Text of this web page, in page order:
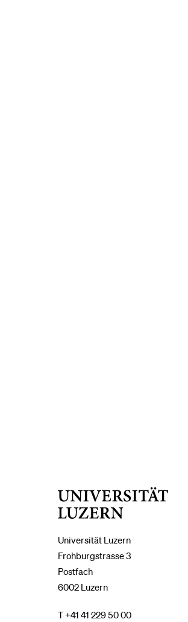
Universität Luzern
Frohburgstrasse 3
Postfach
6002 Luzern
T +41 41 229 50 00